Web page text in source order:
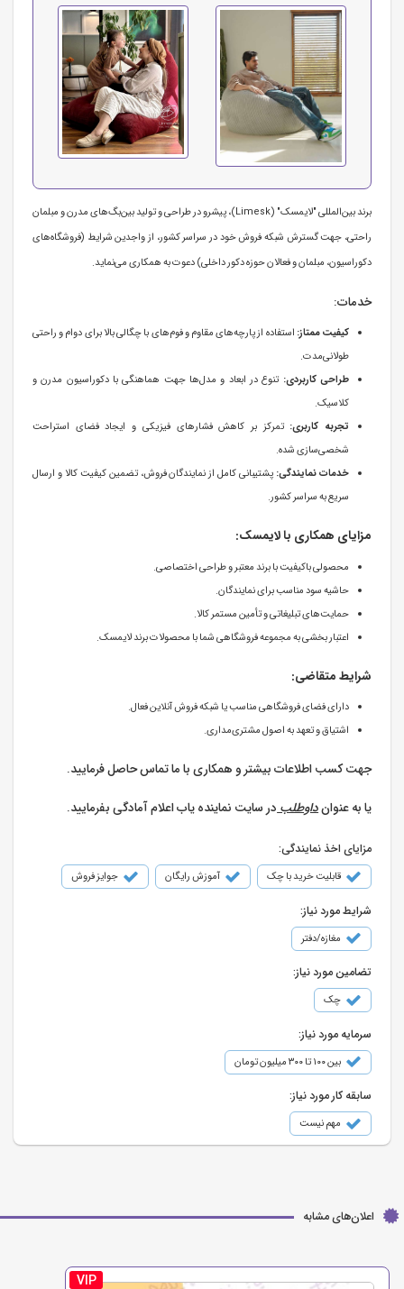
برند بین‌المللی "لایمسک" (Limesk)، پیشرو در طراحی و تولید بین‌بگ‌های مدرن و مبلمان
راحتی، جهت گسترش شبکه فروش خود در سراسر کشور، از واجدین شرایط (فروشگاه‌های
دکوراسیون، مبلمان و فعالان حوزه دکور داخلی) دعوت به همکاری می‌نماید.
خدمات:
کیفیت ممتاز: استفاده از پارچه‌های مقاوم و فوم‌های با چگالی بالا برای دوام و راحتی
طولانی‌مدت.
طراحی کاربردی: تنوع در ابعاد و مدل‌ها جهت هماهنگی با دکوراسیون مدرن و
کلاسیک.
تجربه کاربری: تمرکز بر کاهش فشارهای فیزیکی و ایجاد فضای استراحت
شخصی‌سازی شده.
خدمات نمایندگی: پشتیبانی کامل از نمایندگان فروش، تضمین کیفیت کالا و ارسال
سریع به سراسر کشور.
مزایای همکاری با لایمسک:
محصولی باکیفیت با برند معتبر و طراحی اختصاصی.
حاشیه سود مناسب برای نمایندگان.
حمایت‌های تبلیغاتی و تأمین مستمر کالا.
اعتبار بخشی به مجموعه فروشگاهی شما با محصولات برند لایمسک.
شرایط متقاضی:
دارای فضای فروشگاهی مناسب یا شبکه فروش آنلاین فعال.
اشتیاق و تعهد به اصول مشتری‌مداری.
جهت کسب اطلاعات بیشتر و همکاری با ما تماس حاصل فرمایید.
یا به عنوانداوطلبدر سایت نماینده یاب اعلام آمادگی بفرمایید.
مزایای اخذ نمایندگی:
قابلیت خرید با چک آموزش رایگان جوایز فروش
شرایط مورد نیاز:
مغازه/دفتر
تضامین مورد نیاز:
چک
سرمایه مورد نیاز:
بین ۱۰۰ تا ۳۰۰ میلیون تومان
سابقه کار مورد نیاز:
مهم نیست
اعلان‌های مشابه
VIP